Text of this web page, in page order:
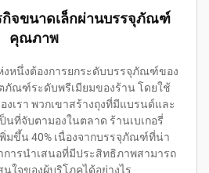
กิจขนาดเล็กผ่านบรรจุภัณฑ์
คุณภาพ
งหนึ่งต้องการยกระดับบรรจุภัณฑ์ของ
ภัณฑ์ระดับพรีเมียมของร้าน โดยใช้
งเรา พวกเขาสร้างถุงที่มีแบรนด์และ
นที่จับตามองในตลาด ร้านเบเกอรี่
มขึ้น 40% เนื่องจากบรรจุภัณฑ์ที่น่า
การนำเสนอที่มีประสิทธิภาพสามารถ
ใจของผู้บริโภคได้อย่างไร